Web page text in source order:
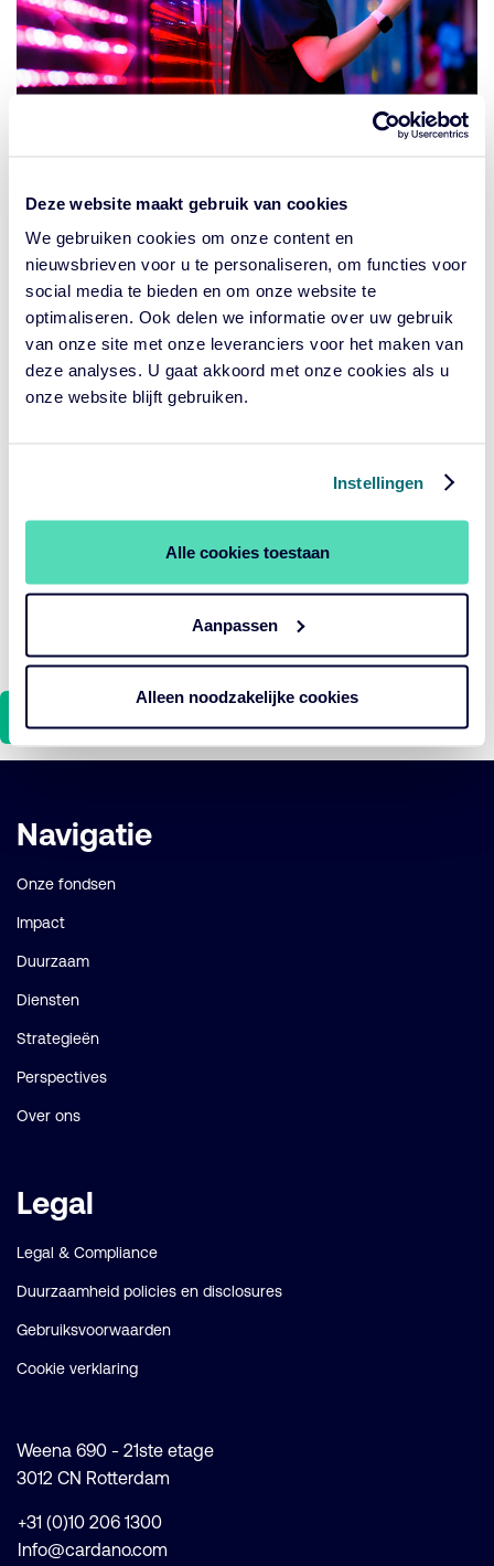
Deze website maakt gebruik van cookies
We gebruiken cookies om onze content en
nieuwsbrieven voor u te personaliseren, om functies voor
social media te bieden en om onze website te
optimaliseren. Ook delen we informatie over uw gebruik
van onze site met onze leveranciers voor het maken van
deze analyses. U gaat akkoord met onze cookies als u
onze website blijft gebruiken.
Instellingen
Alle cookies toestaan
Aanpassen
Alleen noodzakelijke cookies
Graag delen wij het rapport “How Artificial Intelligence is
Shaping Asset Management” dat inzicht biedt in de
Deze inzichten kunnen onder andere ondersteunen bij
managerselectie en due diligence.
18%heeft AI nog niet geïntegreerd in enig onderdeel
maanden te vergroten
heeft interne AI‑modellen ontwikkeld
Belangrijke
links
Navigatie
Onze fondsen
Impact
Duurzaam
Diensten
Strategieën
Perspectives
Over ons
Legal
Legal & Compliance
Duurzaamheid policies en disclosures
Gebruiksvoorwaarden
Cookie verklaring
Weena 690 - 21ste etage
3012 CN Rotterdam
+31 (0)10 206 1300
Info@cardano.com